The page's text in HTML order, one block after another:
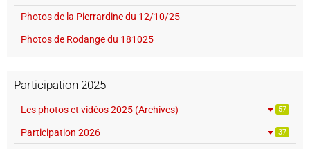
Photos de la Pierrardine du 12/10/25
Photos de Rodange du 181025
Participation 2025
Les photos et vidéos 2025 (Archives) 57
Participation 2026 37